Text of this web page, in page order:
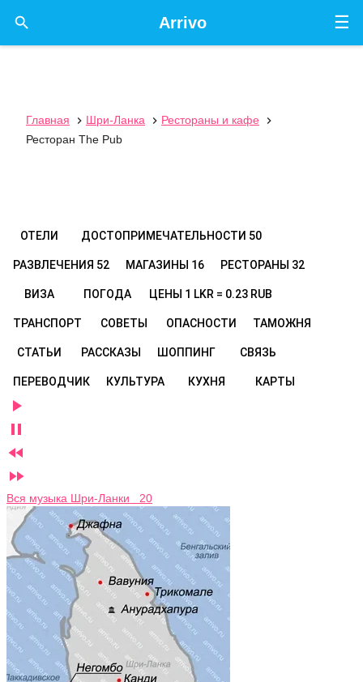
☰
Arrivo

Главная  Шри-Ланка  Рестораны и кафе

Ресторан The Pub
ОТЕЛИ ДОСТОПРИМЕЧАТЕЛЬНОСТИ 50
РАЗВЛЕЧЕНИЯ 52 МАГАЗИНЫ 16 РЕСТОРАНЫ 32
ВИЗА ПОГОДА ЦЕНЫ 1 LKR = 0.23 RUB
ТРАНСПОРТ СОВЕТЫ ОПАСНОСТИ ТАМОЖНЯ
СТАТЬИ РАССКАЗЫ ШОППИНГ СВЯЗЬ
ПЕРЕВОДЧИК КУЛЬТУРА КУХНЯ КАРТЫ




Вся музыка Шри-Ланки 20